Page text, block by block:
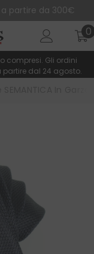
partire da 300€
00
compresi. Gli ordini
dal 24 agosto.